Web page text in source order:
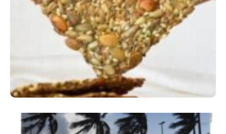
Comer Bem: Cracker De Sementes